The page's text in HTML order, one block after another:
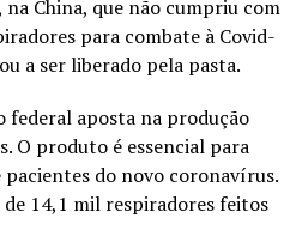
na China, que não cumpriu com
para combate à Covid-
a ser liberado pela pasta.
federal aposta na produção
O produto é essencial para
pacientes do novo coronavírus.
14,1 mil respiradores feitos